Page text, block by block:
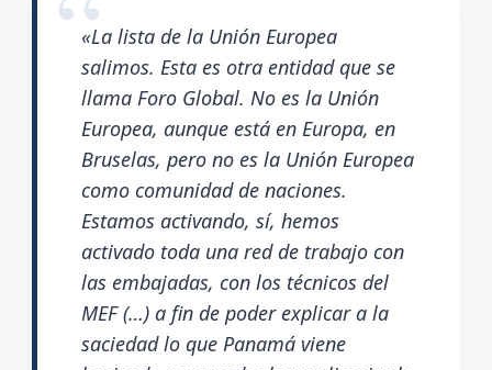
«La lista de la Unión Europea
salimos. Esta es otra entidad que se
llama Foro Global. No es la Unión
Europea, aunque está en Europa, en
Bruselas, pero no es la Unión Europea
como comunidad de naciones.
Estamos activando, sí, hemos
activado toda una red de trabajo con
las embajadas, con los técnicos del
MEF (…) a fin de poder explicar a la
saciedad lo que Panamá viene